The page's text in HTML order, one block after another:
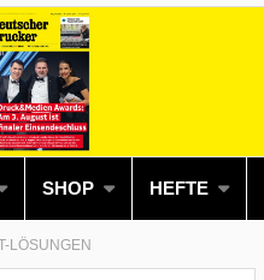
SHOP HEFTE
LÖSUNGEN